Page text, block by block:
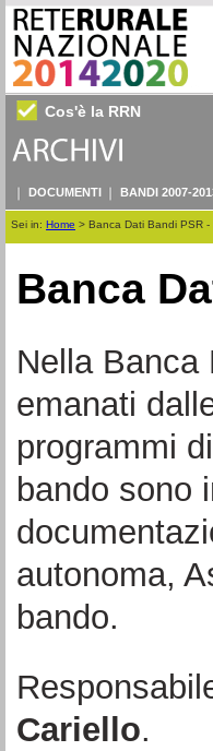
Cos'è la RRN
DOCUMENTI BANDI 2007-
Sei in: Home > Banca Dati Bandi PSR -
Banca
Nella Banca
emanati
programmi
bando sono
autonoma,
bando.
Cariello.